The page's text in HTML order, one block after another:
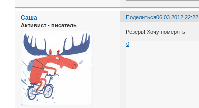
Поделиться06.03.2012 22:22
Саша
Активист - писатель
Резерв! Хочу померять.
0